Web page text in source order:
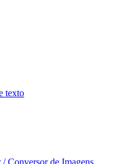
texto
Conversor de Imagens